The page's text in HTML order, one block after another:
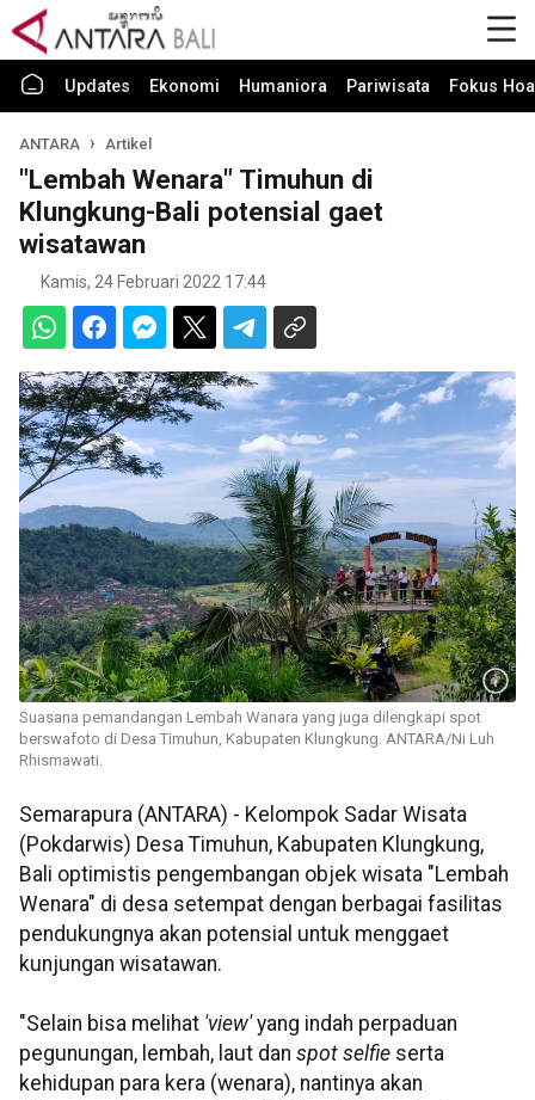
Updates Ekonomi Humaniora Pariwisata Fokus
ANTARA Artikel
"Lembah Wenara" Timuhun di
Klungkung-Bali potensial gaet
wisatawan
Kamis, 24 Februari 2022 17:44
Suasana pemandangan Lembah Wanara yang juga dilengkapi spot
berswafoto di Desa Timuhun, Kabupaten Klungkung. ANTARA/Ni Luh
Rhismawati.
Semarapura (ANTARA) - Kelompok Sadar Wisata
(Pokdarwis) Desa Timuhun, Kabupaten Klungkung,
Bali optimistis pengembangan objek wisata "Lembah
Wenara" di desa setempat dengan berbagai fasilitas
pendukungnya akan potensial untuk menggaet
kunjungan wisatawan.
"Selain bisa melihat 'view'yang indah perpaduan
pegunungan, lembah, laut dan spot selfie serta
kehidupan para kera (wenara), nantinya akan